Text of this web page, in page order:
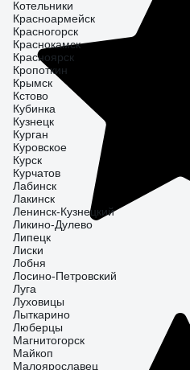
Котельники
Красноармейск
Красногорск
Краснокамск
Красноярск
Кропоткин
Крымск
Кстово
Кубинка
Кузнецк
Курган
Куровское
Курск
Курчатов
Лабинск
Лакинск
Ленинск-Кузнецкий
Ликино-Дулево
Липецк
Лиски
Лобня
Лосино-Петровский
Луга
Луховицы
Лыткарино
Люберцы
Магнитогорск
Майкоп
Малоярославец